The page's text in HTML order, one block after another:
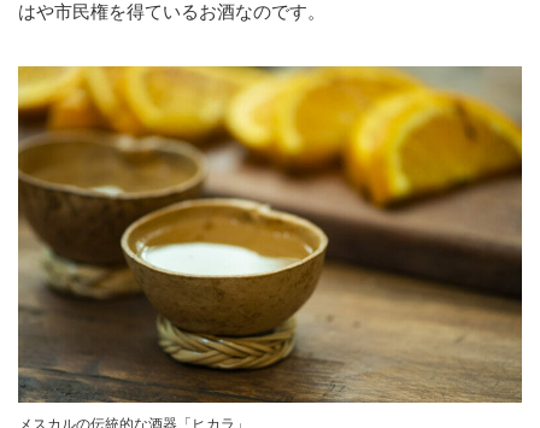
はや市民権を得ているお酒なのです。
メスカルの伝統的な酒器「ヒカラ」